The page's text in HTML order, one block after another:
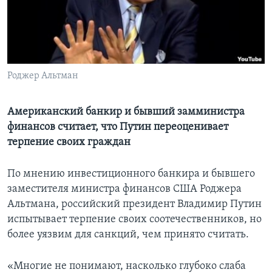
Learning English
СОЦИАЛЬНЫЕ СЕТИ
Языки
Роджер Альтман
Американский банкир и бывший замминистра
финансов считает, что Путин переоценивает
терпение своих граждан
По мнению инвестиционного банкира и бывшего
заместителя министра финансов США Роджера
Альтмана, российский президент Владимир Путин
испытывает терпение своих соотечественников, но
более уязвим для санкций, чем принято считать.
«Многие не понимают, насколько глубоко слаба